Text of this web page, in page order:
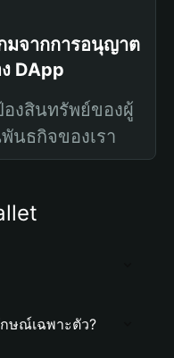
มจากการอนุญาต
DApp
งสินทรัพย์ของผู้
นธกิจของเรา
กษณ์เฉพาะตัว?